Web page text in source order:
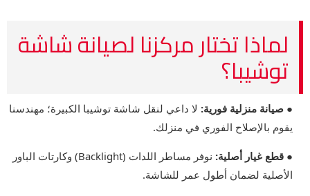
لماذا تختار مركزنا لصيانة شاشة
توشيبا؟
● صيانة منزلية فورية: لا داعي لنقل شاشة توشيبا الكبيرة؛ مهندسنا
يقوم بالإصلاح الفوري في منزلك.
● قطع غيار أصلية:
نوفر مساطر اللدات (Backlight) وكارتات الباور
الأصلية لضمان أطول عمر للشاشة.